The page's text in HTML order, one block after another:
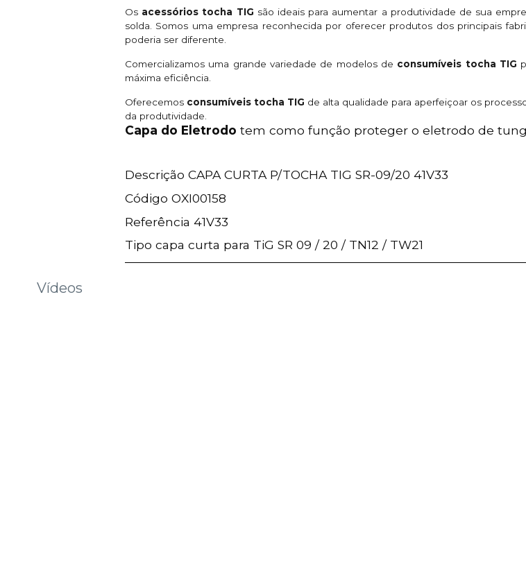
Os acessórios tocha TIG são ideais para aumentar a produtividade de sua
solda. Somos uma empresa reconhecida por oferecer produtos dos principais
poderia ser diferente.
Comercializamos uma grande variedade de modelos de consumíveis tocha TIG
máxima eficiência.
Oferecemos consumíveis tocha TIG de alta qualidade para aperfeiçoar os
da produtividade.
Capa do Eletrodo tem como função proteger o eletrodo de
Descrição CAPA CURTA P/TOCHA TIG SR-09/20 41V33
Código OXI00158
Referência 41V33
Tipo capa curta para TiG SR 09 / 20 / TN12 / TW21
Vídeos